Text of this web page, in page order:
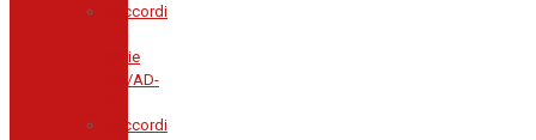
Raccordi
Serie
AD/AD-
Raccordi